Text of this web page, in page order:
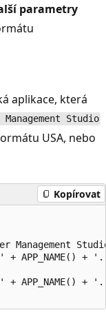
parametry
aplikace, která
Management Studio
USA, nebo
Kopírovat
Management
APP_NAME() +
APP_NAME() +